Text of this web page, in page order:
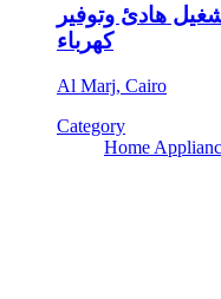
هادئ وتوفير
كهرباء
Al Marj, Cairo
Category
Home